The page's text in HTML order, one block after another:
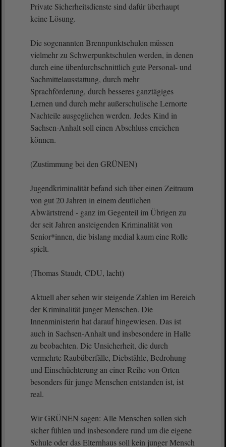
Private Sicherheitsdienste sind dafür überhaupt
keine Lösung.
Die sogenannten Brennpunktschulen müssen
vielmehr zu Schwerpunktschulen werden, in denen
durch eine überdurchschnittlich gute Personal- und
Sachmittelausstattung, durch mehr
Sprachförderung, durch besseres ganztägiges
Lernen und durch mehr außerschulische Lernorte
Nachteile ausgeglichen werden. Jedes Kind in
Sachsen-Anhalt soll einen Abschluss erreichen
können.
(Zustimmung bei den GRÜNEN)
Jugendkriminalität befand sich über einen Zeitraum
von gut 20 Jahren in einem deutlichen
Abwärtstrend - ganz im Gegenteil im Übrigen zu
der seit Jahren ansteigenden Kriminalität von
Senior*innen, die bislang medial kaum eine Rolle
spielt.
(Thomas Staudt, CDU, lacht)
Aktuell aber sehen wir steigende Zahlen im Bereich
der Kriminalität junger Menschen. Die
Innenministerin hat darauf hingewiesen. Das ist
auch in Sachsen-Anhalt und insbesondere in Halle
zu beobachten. Die Unsicherheit, die durch
vermehrte Raubüberfälle, Diebstähle, Bedrohung
und Einschüchterung an einer Reihe von Orten
besonders für junge Menschen entstanden ist, ist
real.
Wir GRÜNEN sagen: Alle Menschen sollen sich
sicher fühlen und insbesondere rund um die eigene
Schule oder das Elternhaus soll kein junger Mensch